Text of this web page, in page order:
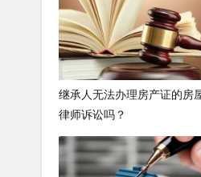
继承人无法办理房产证的房
律师诉讼吗？